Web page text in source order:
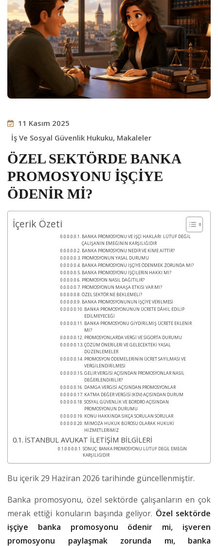
11 Kasım 2025
İş Ve Sosyal Güvenlik Hukuku, Makaleler
ÖZEL SEKTÖRDE BANKA
PROMOSYONU İŞÇİYE
ÖDENİR Mİ?
İçerik Özeti
BANKA PROMOSYONU VE İŞÇİ HAKLARI: LÜTUF DEĞİL
ÇALIŞANIN EMEĞİNİN KARŞILIĞIDIR
BANKA PROMOSYONU NEDİR VE KİME AİTTİR?
PROMOSYONUN YASAL DURUMU
BANKA PROMOSYONU İŞÇİYE ÖDENMEK ZORUNDA MI?
BANKA PROMOSYONU İŞÇİLERİN HAKKI MI?
PROMOSYON NASIL DAĞITILIR?
PROMOSYONUN MAAŞA ETKİSİ VAR MI?
ÖZEL SEKTÖR NE BEKLEMELİ?
BANKA PROMOSYONUNUN İŞÇİYE VERİLMESİ
BANKA PROMOSYONUNUN ÜCRETE DÂHİL EDİLİP
EDİLMEYECEĞİ
BANKA PROMOSYONU GİYDİRİLMİŞ ÜCRETE EKLENİR
Mİ?
PROMOSYONLARDA VERGİ VE SİGORTA DURUMU
ÇÖZÜM ÖNERİLERİ VE GELECEKTEKİ YASAL
DÜZENLEMELER
PROMOSYON ÖDEMELERİNİN ÜCRET SAYILMASI VE
VERGİLENDİRİLMESİ
GELİR VERGİSİ AÇISINDAN PROMOSYONLAR NASIL
DEĞERLENDİRİLİR?
DAMGA VERGİSİ AÇISINDAN PROMOSYONLAR
KATMA DEĞER VERGİSİ (KDV) AÇISINDAN DURUM
SOSYAL GÜVENLİK VE BORDRO AÇISINDAN
PROMOSYONUN DURUMU
KONU HAKKINDA SIKÇA SORULAN SORULAR
MİMOZA HUKUK BÜROSU OLARAK HUKUKİ
HİZMETLERİMİZ
İSTANBUL AVUKAT İLETİŞİM BİLGİLERİ
SONUÇ: BANKA PROMOSYONU LÜTUF DEĞİL EMEĞİN
KARŞILIĞIDIR
Bu içerik 29 Haziran 2026 tarihinde güncellenmiştir.
Banka promosyonu, özel sektörde çalışanların en çok
merak ettiği konuların başında geliyor. Özel sektörde
işçiye banka promosyonu
ödenir mi, işveren
promosyonu paylaşmak zorunda mı, banka